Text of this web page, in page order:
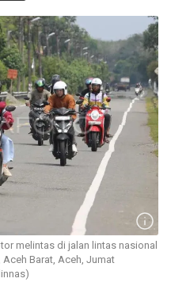
melintas di jalan lintas nasional
Barat, Aceh, Jumat